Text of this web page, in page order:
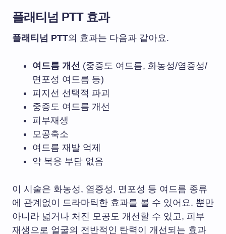
플래티넘 PTT 효과
플래티넘 PTT의 효과는 다음과 같아요.
여드름 개선 (중증도 여드름, 화농성/염증성/
면포성 여드름 등)
피지선 선택적 파괴
중증도 여드름 개선
피부재생
모공축소
여드름 재발 억제
약 복용 부담 없음
이 시술은 화농성, 염증성, 면포성 등 여드름 종류
에 관계없이 드라마틱한 효과를 볼 수 있어요. 뿐만
아니라 넓거나 처진 모공도 개선할 수 있고, 피부
재생으로 얼굴의 전반적인 탄력이 개선되는 효과